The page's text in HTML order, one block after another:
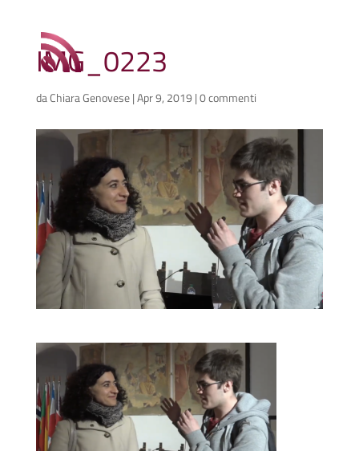
IMG_0223
daChiara Genovese|Apr 9, 2019 |0 commenti